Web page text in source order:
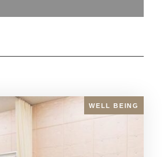
WELL BEING